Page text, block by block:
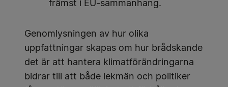
främst i EU-sammanhang.
Genomlysningen av hur olika
uppfattningar skapas om hur brådskande
det är att hantera klimatförändringarna
bidrar till att både lekmän och politiker